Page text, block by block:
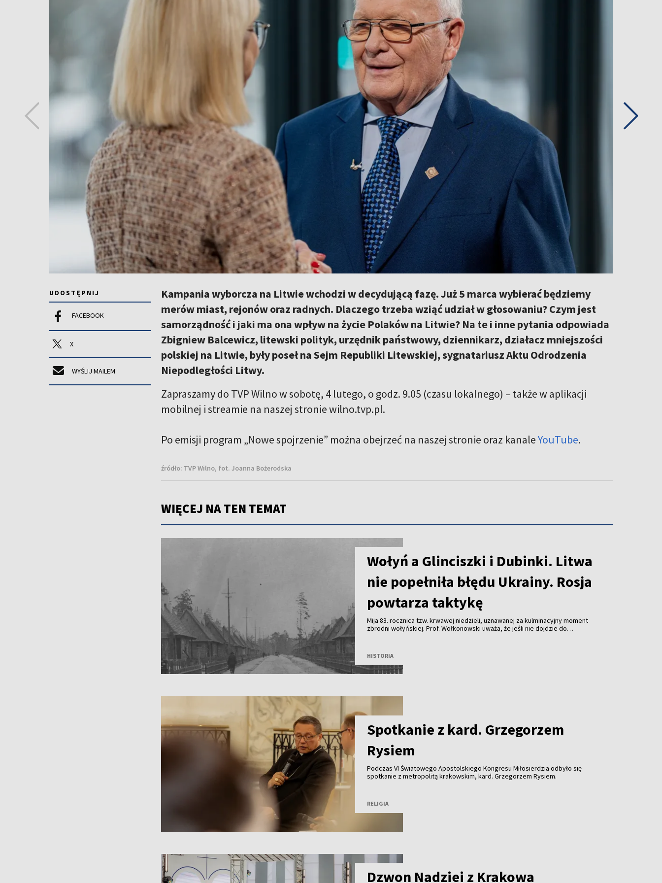
UDOSTĘPNIJ
FACEBOOK
X
WYŚLIJ MAILEM
Kampania wyborcza na Litwie wchodzi w decydującą fazę. Już 5 marca wybierać będziemy
merów miast, rejonów oraz radnych. Dlaczego trzeba wziąć udział w głosowaniu? Czym jest
samorządność i jaki ma ona wpływ na życie Polaków na Litwie? Na te i inne pytania odpowiada
Zbigniew Balcewicz, litewski polityk, urzędnik państwowy, dziennikarz, działacz mniejszości
polskiej na Litwie, były poseł na Sejm Republiki Litewskiej, sygnatariusz Aktu Odrodzenia
Niepodległości Litwy.
Zapraszamy do TVP Wilno w sobotę, 4 lutego, o godz. 9.05 (czasu lokalnego) – także w aplikacji
mobilnej i streamie na naszej stronie wilno.tvp.pl.
Po emisji program „Nowe spojrzenie” można obejrzeć na naszej stronie oraz kanaleYouTube.
źródło: TVP Wilno, fot. Joanna Bożerodska
WIĘCEJ NA TEN TEMAT
Wołyń a Glinciszki i Dubinki. Litwa
nie popełniła błędu Ukrainy. Rosja
powtarza taktykę
Mija 83. rocznica tzw. krwawej niedzieli, uznawanej za kulminacyjny moment
zbrodni wołyńskiej. Prof. Wołkonowski uważa, że jeśli nie dojdzie do
celów propagandowych. Jak zaznacza, później będzie eksponować także
polskie akcje odwetowe, które w ukraińskiej narracji mogą zostać
przedstawione jako jeszcze większe zbrodnie. „Jest tylko jeden sposób, by to
zatrzymać” – podkreśla badacz.
HISTORIA
Spotkanie z kard. Grzegorzem
Rysiem
Podczas VI Światowego Apostolskiego Kongresu Miłosierdzia odbyło się
spotkanie z metropolitą krakowskim, kard. Grzegorzem Rysiem.
RELIGIA
Dzwon Nadziei z Krakowa